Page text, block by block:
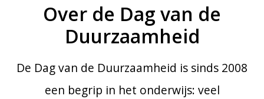
Over de Dag van de
Duurzaamheid
De Dag van de Duurzaamheid is sinds 2008
een begrip in het onderwijs: veel